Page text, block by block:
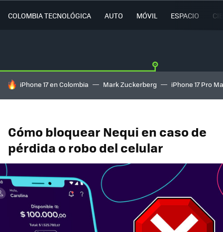
COLOMBIA TECNOLÓGICA AUTO MÓVIL ESPACIO
HOY SE HABLA DE
iPhone 17 en Colombia Mark Zuckerberg iPhone 17 Pro
Cómo bloquear Nequi en caso de
pérdida o robo del celular